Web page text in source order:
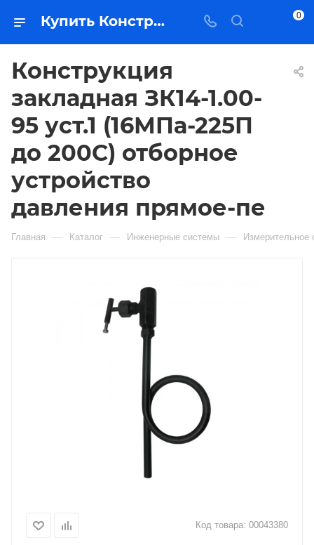
Купить Конструкция закладная ЗК14-1.00-95 уст.1 (16МПа-225П до 200С) отборное устройство давления прямое-пе в Якутске — цена, характеристики, подбор | Востоктехторг 0
Конструкция
закладная ЗК14-1.00-
95 уст.1 (16МПа-225П
до 200С) отборное
устройство
давления прямое-пе
Главная — Каталог — Инженерные системы — Измерительное
Код товара: 00043380